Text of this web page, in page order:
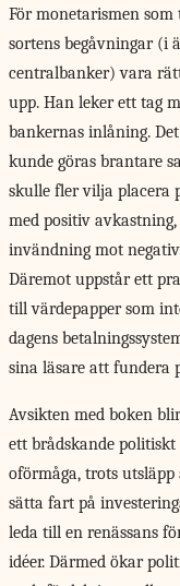
För monetarismen
sortens begåvningar (i
centralbanker) vara
upp. Han leker ett tag
bankernas inlåning.
kunde göras brantare
skulle fler vilja placera
med positiv
invändning mot
Däremot uppstår ett
till värdepapper som
dagens
sina läsare att fundera
Avsikten med boken
ett brådskande
oförmåga, trots
sätta fart på
leda till en renässans
idéer. Därmed ökar